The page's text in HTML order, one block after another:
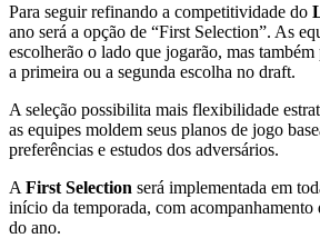
Para seguir refinando a competitividade do
ano será a opção de “First Selection”. As
escolherão o lado que jogarão, mas
a primeira ou a segunda escolha no draft.
A seleção possibilita mais flexibilidade
as equipes moldem seus planos de jogo
preferências e estudos dos adversários.
A First Selection será implementada em
início da temporada, com acompanhamento
do ano.